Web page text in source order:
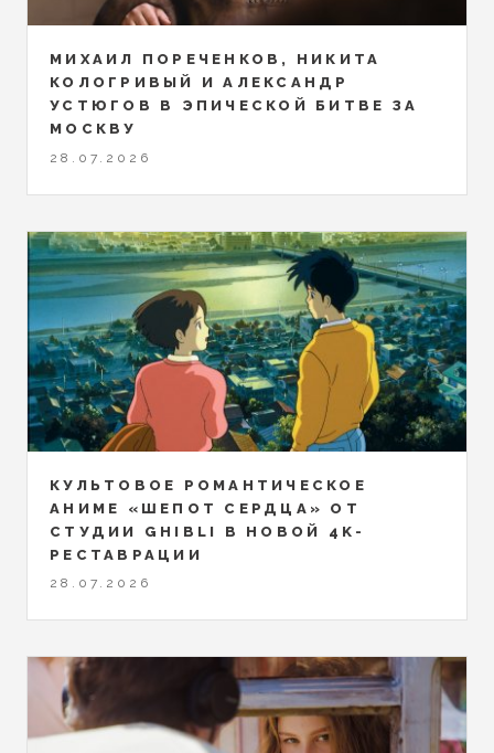
МИХАИЛ ПОРЕЧЕНКОВ, НИКИТА
КОЛОГРИВЫЙ И АЛЕКСАНДР
УСТЮГОВ В ЭПИЧЕСКОЙ БИТВЕ ЗА
МОСКВУ
28.07.2026
КУЛЬТОВОЕ РОМАНТИЧЕСКОЕ
АНИМЕ «ШЕПОТ СЕРДЦА» ОТ
СТУДИИ GHIBLI В НОВОЙ 4K-
РЕСТАВРАЦИИ
28.07.2026